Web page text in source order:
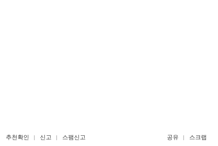
추천확인 신고 스팸신고 공유 스크랩